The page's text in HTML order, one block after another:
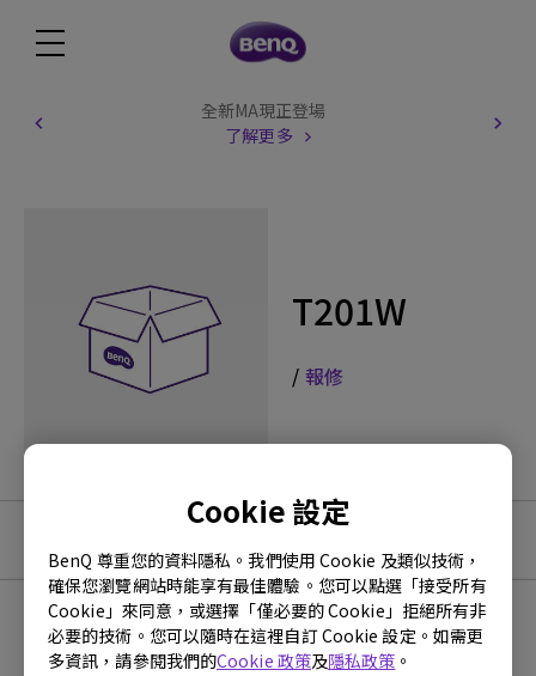
Cookie 設定
BenQ 尊重您的資料隱私。我們使用 Cookie 及類似技術，
確保您瀏覽網站時能享有最佳體驗。您可以點選「接受所有
Cookie」來同意，或選擇「僅必要的 Cookie」拒絕所有非
必要的技術。您可以隨時在這裡自訂 Cookie 設定。如需更
多資訊，請參閱我們的Cookie 政策及隱私政策 。
全新MA現正登場
了解更多
T201W
/ 報修